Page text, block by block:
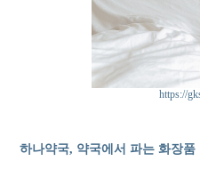
https://
하나약국, 약국에서 파는 화장